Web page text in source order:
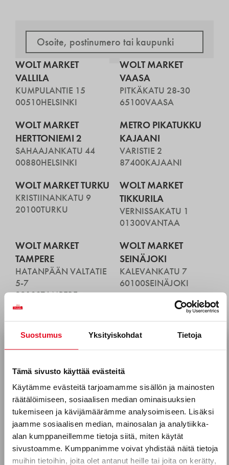
Suostumus Yksityiskohdat Tietoja
Tämä sivusto käyttää evästeitä
Käytämme evästeitä tarjoamamme sisällön ja mainosten
räätälöimiseen, sosiaalisen median ominaisuuksien
tukemiseen ja kävijämäärämme analysoimiseen. Lisäksi
jaamme sosiaalisen median, mainosalan ja analytiikka-
alan kumppaneillemme tietoja siitä, miten käytät
sivustoamme. Kumppanimme voivat yhdistää näitä tietoja
muihin tietoihin, joita olet antanut heille tai joita on kerätty,
WOLT MARKET
VALLILA
KUMPULANTIE 15
00510HELSINKI
WOLT MARKET
VAASA
PITKÄKATU 28-30
65100VAASA
WOLT MARKET
HERTTONIEMI 2
SAHAAJANKATU 44
00880HELSINKI
METRO PIKATUKKU
KAJAANI
VARISTIE 2
87400KAJAANI
WOLT MARKET TURKU
KRISTIINANKATU 9
20100TURKU
WOLT MARKET
TIKKURILA
VERNISSAKATU 1
01300VANTAA
WOLT MARKET
TAMPERE
HATANPÄÄN VALTATIE
5-7
33100TAMPERE
WOLT MARKET
SEINÄJOKI
KALEVANKATU 7
60100SEINÄJOKI
ANTINKATU 25
KIRKKOKATU 63-65
Tilaa uutiskirjeemme
Puhelinnumero